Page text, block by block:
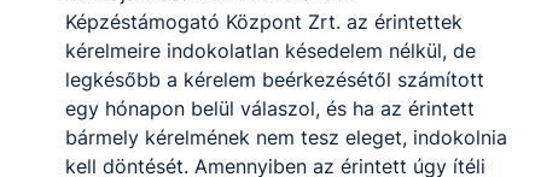
Képzéstámogató Központ Zrt. az érintettek
kérelmeire indokolatlan késedelem nélkül, de
legkésőbb a kérelem beérkezésétől számított
egy hónapon belül válaszol, és ha az érintett
bármely kérelmének nem tesz eleget, indokolnia
kell döntését. Amennyiben az érintett úgy ítéli